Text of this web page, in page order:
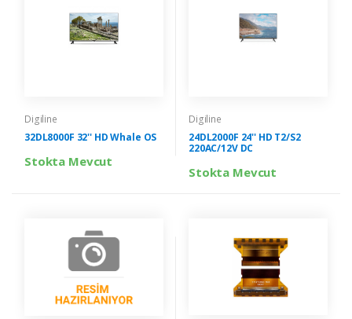
Digiline
32DL8000F 32'' HD Whale OS
Stokta Mevcut
Digiline
24DL2000F 24'' HD T2/S2
220AC/12V DC
Stokta Mevcut